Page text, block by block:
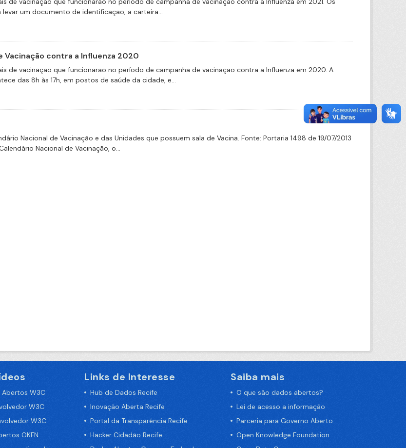
levar um documento de identificação, a carteira...
Vacinação contra a Influenza 2020
de vacinação que funcionarão no período de campanha de vacinação contra a Influenza em 2020. A
das 8h às 17h, em postos de saúde da cidade, e...
Nacional de Vacinação e das Unidades que possuem sala de Vacina. Fonte: Portaria 1498 de 19/07/2013
Nacional de Vacinação, o...
Abertos W3C
W3C
W3C
OKFN
Links de Interesse
Hub de Dados Recife
Inovação Aberta Recife
Portal da Transparência Recife
Hacker Cidadão Recife
Saiba mais
O que são dados abertos?
Lei de acesso a informação
Parceria para Governo Aberto
Open Knowledge Foundation